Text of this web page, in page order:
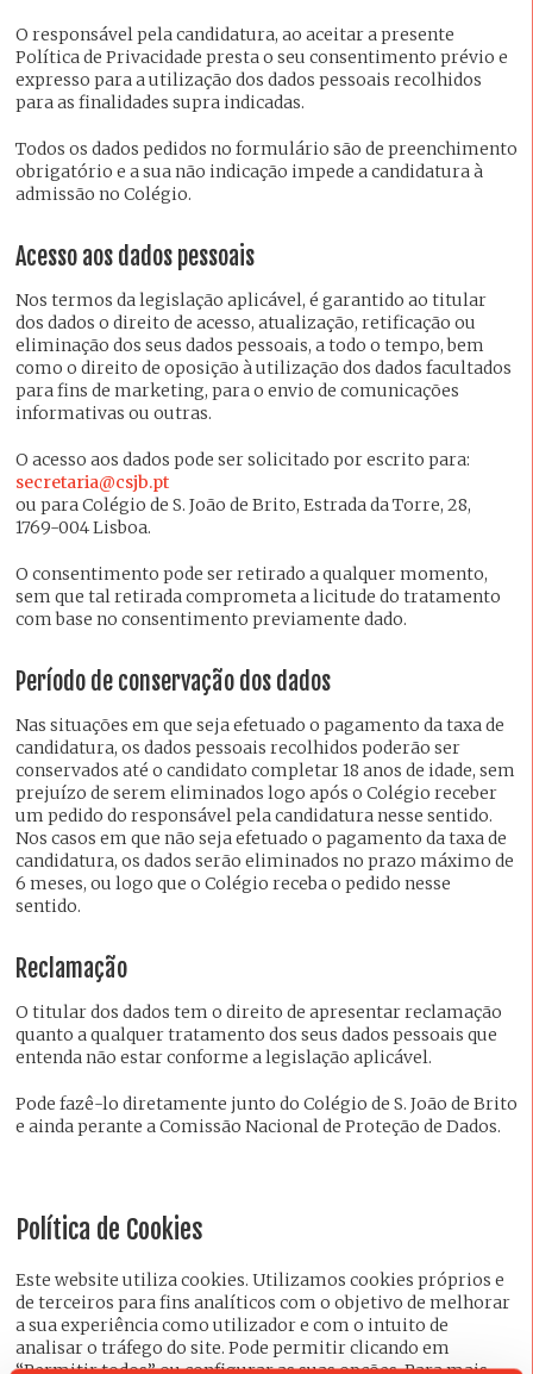
O responsável pela candidatura, ao aceitar a presente
Política de Privacidade presta o seu consentimento prévio e
expresso para a utilização dos dados pessoais recolhidos
para as finalidades supra indicadas.
Todos os dados pedidos no formulário são de preenchimento
obrigatório e a sua não indicação impede a candidatura à
admissão no Colégio.
Acesso aos dados pessoais
Nos termos da legislação aplicável, é garantido ao titular
dos dados o direito de acesso, atualização, retificação ou
eliminação dos seus dados pessoais, a todo o tempo, bem
como o direito de oposição à utilização dos dados facultados
para fins de marketing, para o envio de comunicações
informativas ou outras.
O acesso aos dados pode ser solicitado por escrito para:
secretaria@csjb.pt
ou para Colégio de S. João de Brito, Estrada da Torre, 28,
1769-004 Lisboa.
O consentimento pode ser retirado a qualquer momento,
sem que tal retirada comprometa a licitude do tratamento
com base no consentimento previamente dado.
Período de conservação dos dados
Nas situações em que seja efetuado o pagamento da taxa de
candidatura, os dados pessoais recolhidos poderão ser
conservados até o candidato completar 18 anos de idade, sem
prejuízo de serem eliminados logo após o Colégio receber
um pedido do responsável pela candidatura nesse sentido.
Nos casos em que não seja efetuado o pagamento da taxa de
candidatura, os dados serão eliminados no prazo máximo de
6 meses, ou logo que o Colégio receba o pedido nesse
sentido.
Reclamação
O titular dos dados tem o direito de apresentar reclamação
quanto a qualquer tratamento dos seus dados pessoais que
entenda não estar conforme a legislação aplicável.
Pode fazê-lo diretamente junto do Colégio de S. João de Brito
e ainda perante a Comissão Nacional de Proteção de Dados.
Política de Cookies
Este website utiliza cookies. Utilizamos cookies próprios e
de terceiros para fins analíticos com o objetivo de melhorar
a sua experiência como utilizador e com o intuito de
analisar o tráfego do site. Pode permitir clicando em